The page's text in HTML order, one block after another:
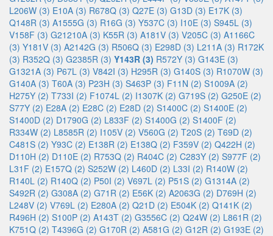
L206W (3) E10A (3) R678Q (3) Q27E (3) G13D (3) E17K (3)
Q148R (3) A1555G (3) R16G (3) Y537C (3) I10E (3) S945L (3)
V158F (3) G21210A (3) K55R (3) A181V (3) V205C (3) A1166C
(3) Y181V (3) A2142G (3) R506Q (3) E298D (3) L211A (3) R172K
(3) R352Q (3) G2385R (3) Y143R (3) R572Y (3) G143E (3)
G1321A (3) P67L (3) V842I (3) H295R (3) G140S (3) R1070W (3)
G140A (3) T60A (3) P23H (3) S463P (3) F11N (2) S1009A (2)
H275Y (2) T733I (2) F1074L (2) I1307K (2) G719S (2) G250E (2)
S77Y (2) E28A (2) E28C (2) E28D (2) S1400C (2) S1400E (2)
S1400D (2) D1790G (2) L833F (2) S1400G (2) S1400F (2)
R334W (2) L8585R (2) I105V (2) V560G (2) T20S (2) T69D (2)
C481S (2) Y93C (2) E138R (2) E138Q (2) F359V (2) Q422H (2)
D110H (2) D110E (2) R753Q (2) R404C (2) C283Y (2) S977F (2)
L31F (2) E157Q (2) S252W (2) L460D (2) L33I (2) R140W (2)
R140L (2) R140Q (2) P50I (2) V697L (2) P51S (2) G1314A (2)
S492R (2) G308A (2) G71R (2) E56K (2) A2063G (2) D769H (2)
L248V (2) V769L (2) E280A (2) Q21D (2) E504K (2) Q141K (2)
R496H (2) S100P (2) A143T (2) G3556C (2) Q24W (2) L861R (2)
K751Q (2) T4396G (2) G170R (2) A581G (2) G12R (2) G193E (2)